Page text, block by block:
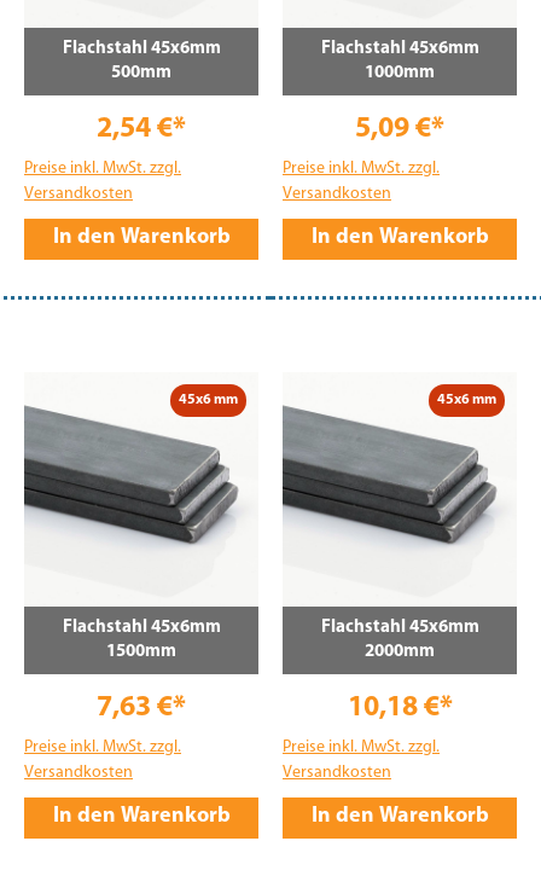
Flachstahl 45x6mm
500mm
2,54 €*
Preise inkl. MwSt. zzgl.
Versandkosten
In den Warenkorb
Flachstahl 45x6mm
1000mm
5,09 €*
Preise inkl. MwSt. zzgl.
Versandkosten
In den Warenkorb
45x6 mm
Flachstahl 45x6mm
1500mm
7,63 €*
Preise inkl. MwSt. zzgl.
Versandkosten
In den Warenkorb
45x6 mm
Flachstahl 45x6mm
2000mm
10,18 €*
Preise inkl. MwSt. zzgl.
Versandkosten
In den Warenkorb